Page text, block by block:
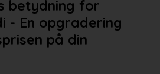
betydning for
- En opgradering
på din